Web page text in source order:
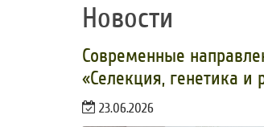
Новости
​Современные
«Селекция, генетика и
23.06.2026